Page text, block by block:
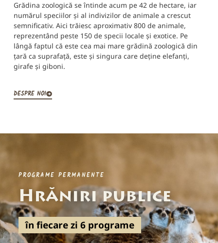
Grădina zoologică se întinde acum pe 42 de hectare, iar
numărul speciilor și al indivizilor de animale a crescut
semnificativ. Aici trăiesc aproximativ 800 de animale,
reprezentând peste 150 de specii locale și exotice. Pe
lângă faptul că este cea mai mare grădină zoologică din
țară ca suprafață, este și singura care deține elefanți,
girafe și giboni.
DESPRE NOI
PROGRAME PERMANENTE
Hrăniri publice
în fiecare zi 6 programe